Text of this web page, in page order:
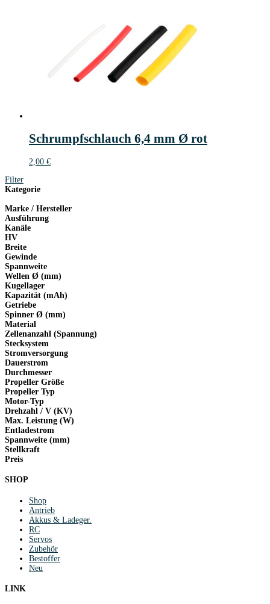
Schrumpfschlauch 6,4 mm Ø rot
2,00 €
Filter
Kategorie
Marke / Hersteller
Ausführung
Kanäle
HV
Breite
Gewinde
Spannweite
Wellen Ø (mm)
Kugellager
Kapazität (mAh)
Getriebe
Spinner Ø (mm)
Material
Zellenanzahl (Spannung)
Stecksystem
Stromversorgung
Dauerstrom
Durchmesser
Propeller Größe
Propeller Typ
Motor-Typ
Drehzahl / V (KV)
Max. Leistung (W)
Entladestrom
Spannweite (mm)
Stellkraft
Preis
SHOP
Shop
Antrieb
Akkus & Ladeger.
RC
Servos
Zubehör
Bestoffer
Neu
LINK